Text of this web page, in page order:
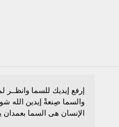
إرفع إيديك للسما
والسما صِنعةْ إيدين الله
الإنسان هى السما بعمدان